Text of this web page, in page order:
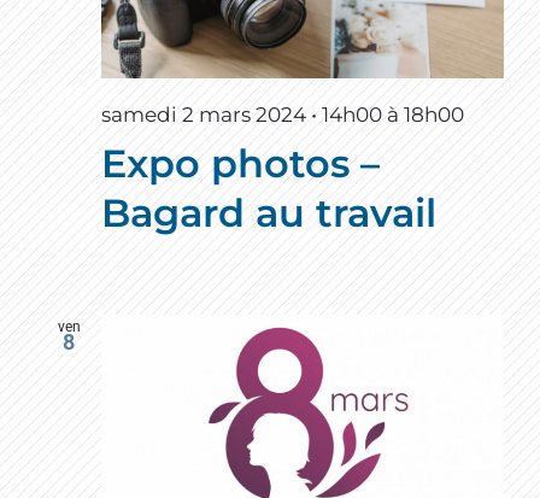
samedi 2 mars 2024 • 14h00 à 18h00
Expo photos –
Bagard au travail
ven
8